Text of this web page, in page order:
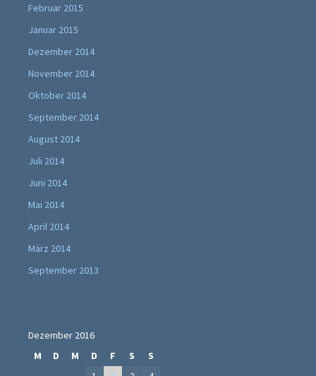
Februar 2015
Januar 2015
Dezember 2014
November 2014
Oktober 2014
September 2014
August 2014
Juli 2014
Juni 2014
Mai 2014
April 2014
März 2014
September 2013
Dezember 2016
M
D M D F S S